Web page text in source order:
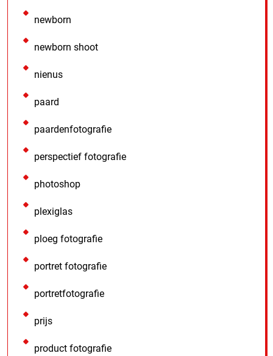
newborn
newborn shoot
nienus
paard
paardenfotografie
perspectief fotografie
photoshop
plexiglas
ploeg fotografie
portret fotografie
portretfotografie
prijs
product fotografie